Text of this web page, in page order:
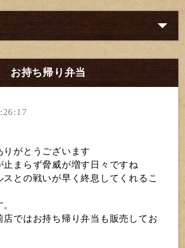
お持ち帰り弁当
りがとうございます
止まらず脅威が増す日々ですね
スとの戦いが早く終息してくれるこ
店ではお持ち帰り弁当も販売してお